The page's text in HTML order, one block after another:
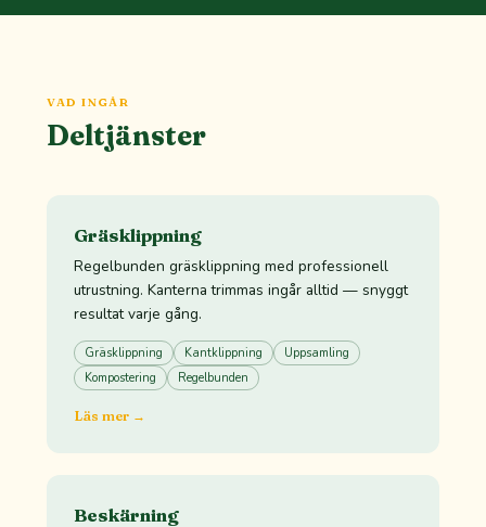
VAD INGÅR
Deltjänster
Gräsklippning
Regelbunden gräsklippning med professionell
utrustning. Kanterna trimmas ingår alltid — snyggt
resultat varje gång.
Gräsklippning Kantklippning
Uppsamling
Kompostering
Regelbunden
Läs mer →
Beskärning